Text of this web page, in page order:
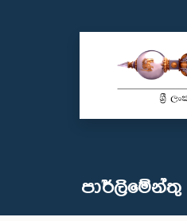
පාර්ලි‌මේන්තු‌